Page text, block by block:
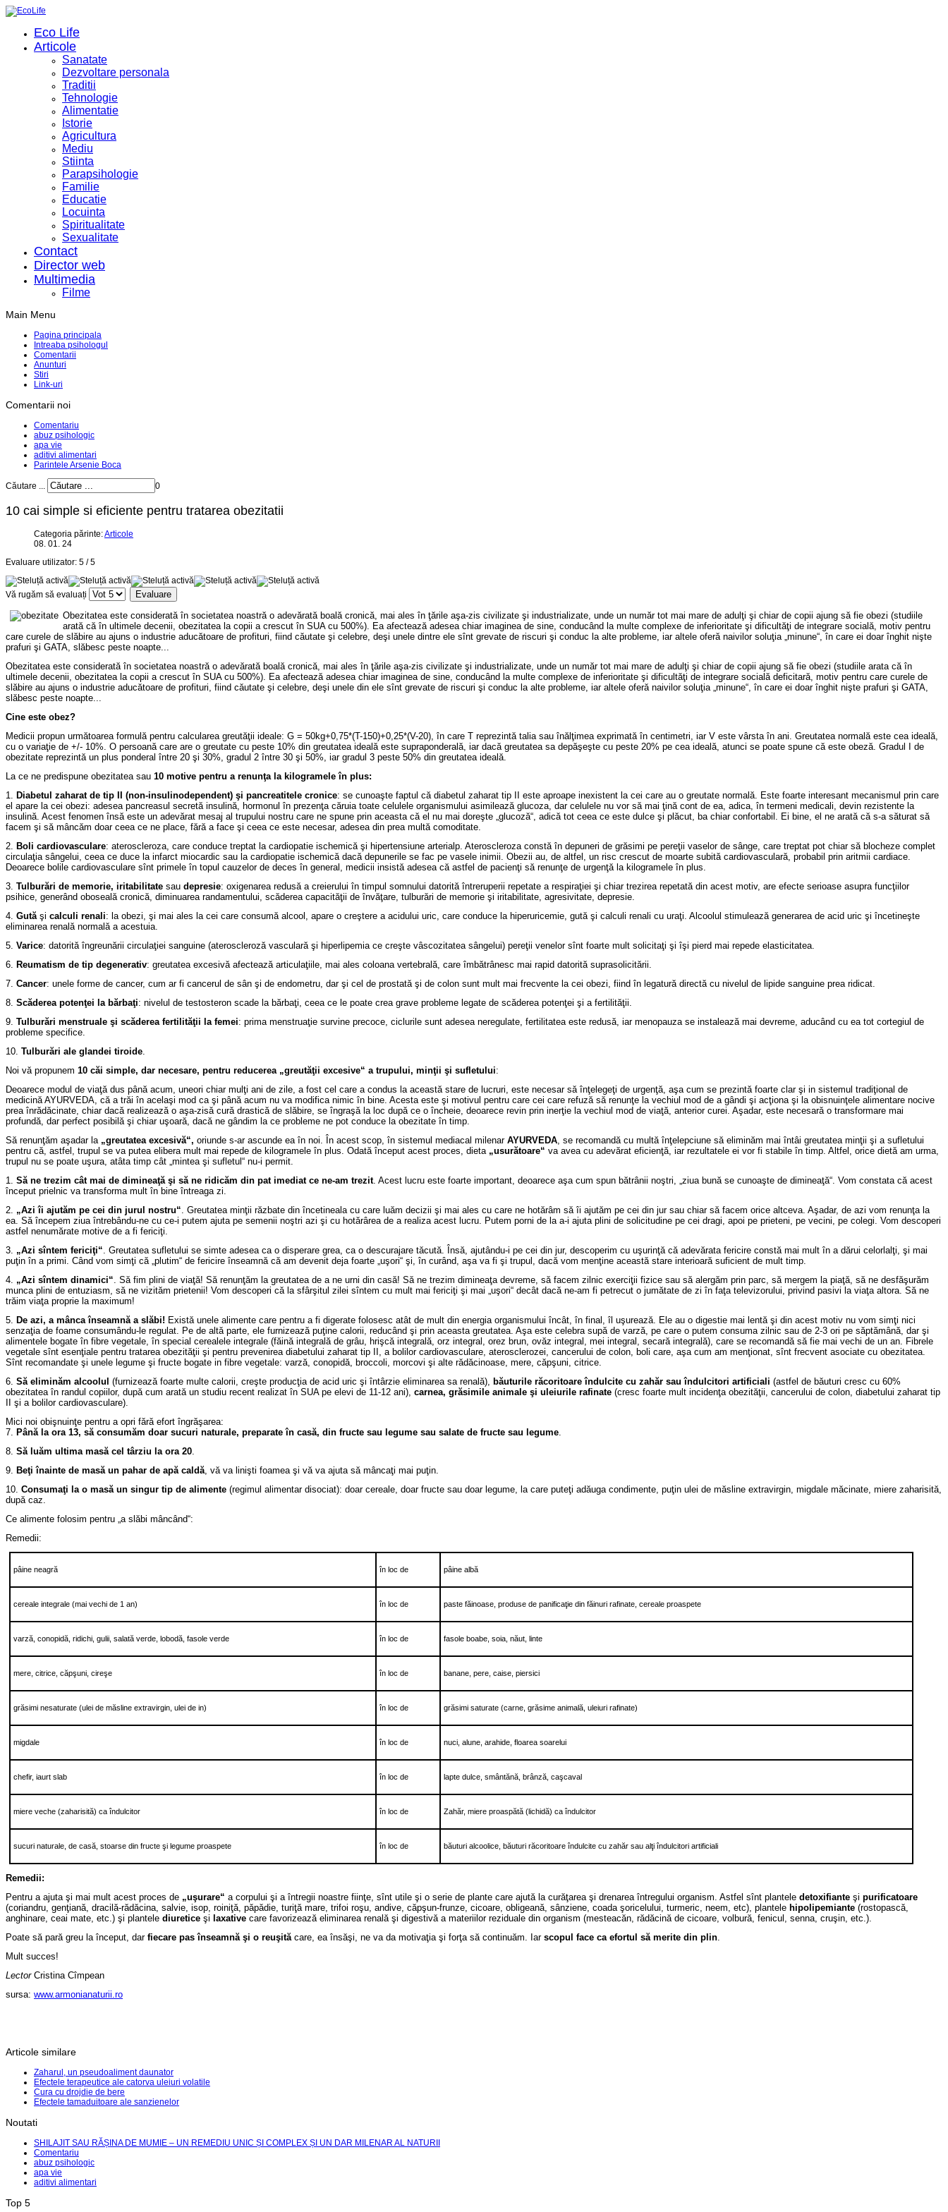
Eco Life
Articole
Sanatate
Dezvoltare personala
Traditii
Tehnologie
Alimentatie
Istorie
Agricultura
Mediu
Stiinta
Parapsihologie
Familie
Educatie
Locuinta
Spiritualitate
Sexualitate
Contact
Director web
Multimedia
Filme
Main Menu
Pagina principala
Intreaba psihologul
Comentarii
Anunturi
Stiri
Link-uri
Comentarii noi
Comentariu
abuz psihologic
apa vie
aditivi alimentari
Parintele Arsenie Boca
Căutare ... 0
10 cai simple si eficiente pentru tratarea obezitatii
Categoria părinte:Articole
08. 01. 24
Evaluare utilizator: 5 /5
Vă rugăm să evaluați
Obezitatea este considerată în societatea noastră o adevărată boală cronică, mai ales în ţările aşa-zis civilizate şi industrializate, unde un număr tot mai mare de adulţi şi chiar de copii ajung să fie obezi (studiile
arată că în ultimele decenii, obezitatea la copii a crescut în SUA cu 500%). Ea afectează adesea chiar imaginea de sine, conducând la multe complexe de inferioritate şi dificultăţi de integrare socială, motiv pentru
care curele de slăbire au ajuns o industrie aducătoare de profituri, fiind căutate şi celebre, deşi unele dintre ele sînt grevate de riscuri şi conduc la alte probleme, iar altele oferă naivilor soluţia „minune“, în care ei doar înghit nişte
prafuri şi GATA, slăbesc peste noapte...
Obezitatea este considerată în societatea noastră o adevărată boală cronică, mai ales în ţările aşa-zis civilizate şi industrializate, unde un număr tot mai mare de adulţi şi chiar de copii ajung să fie obezi (studiile arata că în
ultimele decenii, obezitatea la copii a crescut în SUA cu 500%). Ea afectează adesea chiar imaginea de sine, conducând la multe complexe de inferioritate şi dificultăţi de integrare socială deficitară, motiv pentru care curele de
slăbire au ajuns o industrie aducătoare de profituri, fiind căutate şi celebre, deşi unele din ele sînt grevate de riscuri şi conduc la alte probleme, iar altele oferă naivilor soluţia „minune“, în care ei doar înghit nişte prafuri şi GATA,
slăbesc peste noapte...
Cine este obez?
Medicii propun următoarea formulă pentru calcularea greutăţii ideale: G = 50kg+0,75*(T-150)+0,25*(V-20), în care T reprezintă talia sau înălţimea exprimată în centimetri, iar V este vârsta în ani. Greutatea normală este cea ideală,
cu o variaţie de +/- 10%. O persoană care are o greutate cu peste 10% din greutatea ideală este supraponderală, iar dacă greutatea sa depăşeşte cu peste 20% pe cea ideală, atunci se poate spune că este obeză. Gradul I de
obezitate reprezintă un plus ponderal între 20 şi 30%, gradul 2 între 30 şi 50%, iar gradul 3 peste 50% din greutatea ideală.
La ce ne predispune obezitatea sau 10 motive pentru a renunţa la kilogramele în plus:
1. Diabetul zaharat de tip II (non-insulinodependent) şi pancreatitele cronice: se cunoaşte faptul că diabetul zaharat tip II este aproape inexistent la cei care au o greutate normală. Este foarte interesant mecanismul prin care
el apare la cei obezi: adesea pancreasul secretă insulină, hormonul în prezenţa căruia toate celulele organismului asimilează glucoza, dar celulele nu vor să mai ţină cont de ea, adica, în termeni medicali, devin rezistente la
insulină. Acest fenomen însă este un adevărat mesaj al trupului nostru care ne spune prin aceasta că el nu mai doreşte „glucoză“, adică tot ceea ce este dulce şi plăcut, ba chiar confortabil. Ei bine, el ne arată că s-a săturat să
facem şi să mâncăm doar ceea ce ne place, fără a face şi ceea ce este necesar, adesea din prea multă comoditate.
2. Boli cardiovasculare: ateroscleroza, care conduce treptat la cardiopatie ischemică şi hipertensiune arterialp. Ateroscleroza constă în depuneri de grăsimi pe pereţii vaselor de sânge, care treptat pot chiar să blocheze complet
circulaţia sângelui, ceea ce duce la infarct miocardic sau la cardiopatie ischemică dacă depunerile se fac pe vasele inimii. Obezii au, de altfel, un risc crescut de moarte subită cardiovasculară, probabil prin aritmii cardiace.
Deoarece bolile cardiovasculare sînt primele în topul cauzelor de deces în general, medicii insistă adesea că astfel de pacienţi să renunţe de urgenţă la kilogramele în plus.
3. Tulburări de memorie, iritabilitate sau depresie: oxigenarea redusă a creierului în timpul somnului datorită întreruperii repetate a respiraţiei şi chiar trezirea repetată din acest motiv, are efecte serioase asupra funcţiilor
psihice, generând oboseală cronică, diminuarea randamentului, scăderea capacităţii de învăţare, tulburări de memorie şi iritabilitate, agresivitate, depresie.
4. Gută şi calculi renali: la obezi, şi mai ales la cei care consumă alcool, apare o creştere a acidului uric, care conduce la hiperuricemie, gută şi calculi renali cu uraţi. Alcoolul stimulează generarea de acid uric şi încetineşte
eliminarea renală normală a acestuia.
5. Varice: datorită îngreunării circulaţiei sanguine (ateroscleroză vasculară şi hiperlipemia ce creşte vâscozitatea sângelui) pereţii venelor sînt foarte mult solicitaţi şi îşi pierd mai repede elasticitatea.
6. Reumatism de tip degenerativ: greutatea excesivă afectează articulaţiile, mai ales coloana vertebrală, care îmbătrânesc mai rapid datorită suprasolicitării.
7. Cancer: unele forme de cancer, cum ar fi cancerul de sân şi de endometru, dar şi cel de prostată şi de colon sunt mult mai frecvente la cei obezi, fiind în legatură directă cu nivelul de lipide sanguine prea ridicat.
8. Scăderea potenţei la bărbaţi: nivelul de testosteron scade la bărbaţi, ceea ce le poate crea grave probleme legate de scăderea potenţei şi a fertilităţii.
9. Tulburări menstruale şi scăderea fertilităţii la femei: prima menstruaţie survine precoce, ciclurile sunt adesea neregulate, fertilitatea este redusă, iar menopauza se instalează mai devreme, aducând cu ea tot cortegiul de
probleme specifice.
10. Tulburări ale glandei tiroide.
Noi vă propunem 10 căi simple, dar necesare, pentru reducerea „greutăţii excesive“ a trupului, minţii şi sufletului:
Deoarece modul de viaţă dus până acum, uneori chiar mulţi ani de zile, a fost cel care a condus la această stare de lucruri, este necesar să înţelegeţi de urgenţă, aşa cum se prezintă foarte clar şi in sistemul tradiţional de
medicină AYURVEDA, că a trăi în acelaşi mod ca şi până acum nu va modifica nimic în bine. Acesta este şi motivul pentru care cei care refuză să renunţe la vechiul mod de a gândi şi acţiona şi la obisnuinţele alimentare nocive
prea înrădăcinate, chiar dacă realizează o aşa-zisă cură drastică de slăbire, se îngraşă la loc după ce o încheie, deoarece revin prin inerţie la vechiul mod de viaţă, anterior curei. Aşadar, este necesară o transformare mai
profundă, dar perfect posibilă şi chiar uşoară, dacă ne gândim la ce probleme ne pot conduce la obezitate în timp.
Să renunţăm aşadar la „greutatea excesivă“, oriunde s-ar ascunde ea în noi. În acest scop, în sistemul mediacal milenar AYURVEDA, se recomandă cu multă înţelepciune să eliminăm mai întâi greutatea minţii şi a sufletului
pentru că, astfel, trupul se va putea elibera mult mai repede de kilogramele în plus. Odată început acest proces, dieta „usurătoare“ va avea cu adevărat eficienţă, iar rezultatele ei vor fi stabile în timp. Altfel, orice dietă am urma,
trupul nu se poate uşura, atâta timp cât „mintea şi sufletul“ nu-i permit.
1. Să ne trezim cât mai de dimineaţă şi să ne ridicăm din pat imediat ce ne-am trezit. Acest lucru este foarte important, deoarece aşa cum spun bătrânii noştri, „ziua bună se cunoaşte de dimineaţă“. Vom constata că acest
început prielnic va transforma mult în bine întreaga zi.
2. „Azi îi ajutăm pe cei din jurul nostru“. Greutatea minţii răzbate din încetineala cu care luăm decizii şi mai ales cu care ne hotărâm să îi ajutăm pe cei din jur sau chiar să facem orice altceva. Aşadar, de azi vom renunţa la
ea. Să începem ziua întrebându-ne cu ce-i putem ajuta pe semenii noştri azi şi cu hotărârea de a realiza acest lucru. Putem porni de la a-i ajuta plini de solicitudine pe cei dragi, apoi pe prieteni, pe vecini, pe colegi. Vom descoperi
astfel nenumărate motive de a fi fericiţi.
3. „Azi sîntem fericiţi“. Greutatea sufletului se simte adesea ca o disperare grea, ca o descurajare tăcută. Însă, ajutându-i pe cei din jur, descoperim cu uşurinţă că adevărata fericire constă mai mult în a dărui celorlalţi, şi mai
puţin în a primi. Când vom simţi că „plutim“ de fericire înseamnă că am devenit deja foarte „uşori“ şi, în curând, aşa va fi şi trupul, dacă vom menţine această stare interioară suficient de mult timp.
4. „Azi sîntem dinamici“. Să fim plini de viaţă! Să renunţăm la greutatea de a ne urni din casă! Să ne trezim dimineaţa devreme, să facem zilnic exerciţii fizice sau să alergăm prin parc, să mergem la piaţă, să ne desfăşurăm
munca plini de entuziasm, să ne vizităm prietenii! Vom descoperi că la sfârşitul zilei sîntem cu mult mai fericiţi şi mai „uşori“ decât dacă ne-am fi petrecut o jumătate de zi în faţa televizorului, privind pasivi la viaţa altora. Să ne
trăim viaţa proprie la maximum!
5. De azi, a mânca înseamnă a slăbi! Există unele alimente care pentru a fi digerate folosesc atât de mult din energia organismului încât, în final, îl uşurează. Ele au o digestie mai lentă şi din acest motiv nu vom simţi nici
senzaţia de foame consumându-le regulat. Pe de altă parte, ele furnizează puţine calorii, reducând şi prin aceasta greutatea. Aşa este celebra supă de varză, pe care o putem consuma zilnic sau de 2-3 ori pe săptămână, dar şi
alimentele bogate în fibre vegetale, în special cerealele integrale (făină integrală de grâu, hrişcă integrală, orz integral, orez brun, ovăz integral, mei integral, secară integrală), care se recomandă să fie mai vechi de un an. Fibrele
vegetale sînt esenţiale pentru tratarea obezităţii şi pentru prevenirea diabetului zaharat tip II, a bolilor cardiovasculare, aterosclerozei, cancerului de colon, boli care, aşa cum am menţionat, sînt frecvent asociate cu obezitatea.
Sînt recomandate şi unele legume şi fructe bogate in fibre vegetale: varză, conopidă, broccoli, morcovi şi alte rădăcinoase, mere, căpşuni, citrice.
6. Să eliminăm alcoolul (furnizează foarte multe calorii, creşte producţia de acid uric şi întârzie eliminarea sa renală), băuturile răcoritoare îndulcite cu zahăr sau îndulcitori artificiali (astfel de băuturi cresc cu 60%
obezitatea în randul copiilor, după cum arată un studiu recent realizat în SUA pe elevi de 11-12 ani), carnea, grăsimile animale şi uleiurile rafinate (cresc foarte mult incidenţa obezităţii, cancerului de colon, diabetului zaharat tip
II şi a bolilor cardiovasculare).
Mici noi obişnuinţe pentru a opri fără efort îngrăşarea:
7. Până la ora 13, să consumăm doar sucuri naturale, preparate în casă, din fructe sau legume sau salate de fructe sau legume.
8. Să luăm ultima masă cel târziu la ora 20.
9. Beţi înainte de masă un pahar de apă caldă, vă va linişti foamea şi vă va ajuta să mâncaţi mai puţin.
10. Consumaţi la o masă un singur tip de alimente (regimul alimentar disociat): doar cereale, doar fructe sau doar legume, la care puteţi adăuga condimente, puţin ulei de măsline extravirgin, migdale măcinate, miere zaharisită,
după caz.
Ce alimente folosim pentru „a slăbi mâncând“:
Remedii:
pâine neagră în loc de pâine albă
cereale integrale (mai vechi de 1 an) în loc de paste făinoase, produse de panificaţie din făinuri rafinate, cereale proaspete
varză, conopidă, ridichi, gulii, salată verde, lobodă, fasole verde în loc de fasole boabe, soia, năut, linte
mere, citrice, căpşuni, cireşe în loc de banane, pere, caise, piersici
grăsimi nesaturate (ulei de măsline extravirgin, ulei de in) în loc de grăsimi saturate (carne, grăsime animală, uleiuri rafinate)
migdale în loc de nuci, alune, arahide, floarea soarelui
chefir, iaurt slab în loc de lapte dulce, smântănă, brânză, caşcaval
miere veche (zaharisită) ca îndulcitor în loc de Zahăr, miere proaspătă (lichidă) ca îndulcitor
sucuri naturale, de casă, stoarse din fructe şi legume proaspete în loc de băuturi alcoolice, băuturi răcoritoare îndulcite cu zahăr sau alţi îndulcitori artificiali
Remedii:
Pentru a ajuta şi mai mult acest proces de „uşurare“ a corpului şi a întregii noastre fiinţe, sînt utile şi o serie de plante care ajută la curăţarea şi drenarea întregului organism. Astfel sînt plantele detoxifiante şi purificatoare
(coriandru, genţiană, dracilă-rădăcina, salvie, isop, roiniţă, păpădie, turiţă mare, trifoi roşu, andive, căpşun-frunze, cicoare, obligeană, sânziene, coada şoricelului, turmeric, neem, etc), plantele hipolipemiante (rostopască,
anghinare, ceai mate, etc.) şi plantele diuretice şi laxative care favorizează eliminarea renală şi digestivă a materiilor reziduale din organism (mesteacăn, rădăcină de cicoare, volbură, fenicul, senna, cruşin, etc.).
Poate să pară greu la început, dar fiecare pas înseamnă şi o reuşităcare, ea însăşi, ne va da motivaţia şi forţa să continuăm. Iar scopul face ca efortul să merite din plin.
Mult succes!
LectorCristina Cîmpean
sursa: www.armonianaturii.ro
Articole similare
Zaharul, un pseudoaliment daunator
Efectele terapeutice ale catorva uleiuri volatile
Cura cu drojdie de bere
Efectele tamaduitoare ale sanzienelor
Noutati
SHILAJIT SAU RĂȘINA DE MUMIE – UN REMEDIU UNIC ȘI COMPLEX ȘI UN DAR MILENAR AL NATURII
Comentariu
abuz psihologic
apa vie
aditivi alimentari
Top 5